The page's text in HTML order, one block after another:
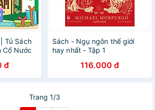
Tủ Sách
Cổ Nước
đ
Sách - Ngụ ngôn thế giới
hay nhất - Tập 1
116.000 đ
Trang 1/3